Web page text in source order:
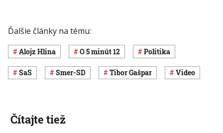
Ďalšie články na tému:
Alojz Hlina O 5 minút 12 Politika
SaS Smer-SD Tibor Gašpar Video
Čítajte tiež